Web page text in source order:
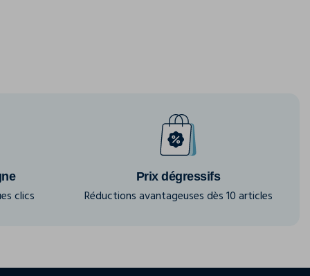
clics
Prix dégressifs
Réductions avantageuses dès 10 articles